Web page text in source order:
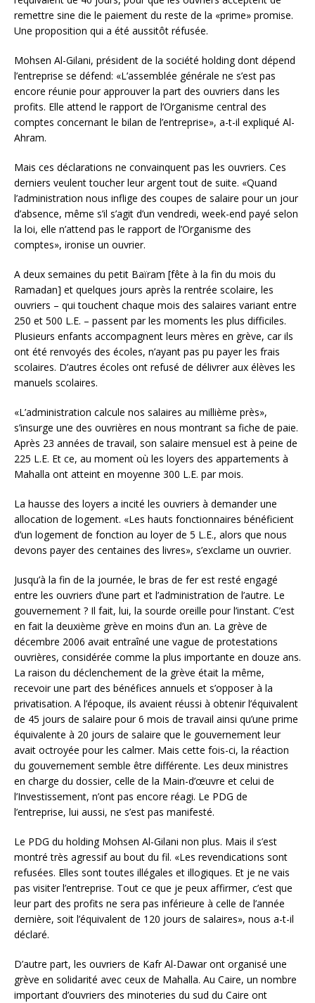
remettre sine die le paiement du reste de la «prime» promise.
Une proposition qui a été aussitôt réfusée.
Mohsen Al-Gilani, président de la société holding dont dépend
l’entreprise se défend: «L’assemblée générale ne s’est pas
encore réunie pour approuver la part des ouvriers dans les
profits. Elle attend le rapport de l’Organisme central des
comptes concernant le bilan de l’entreprise», a-t-il expliqué Al-
Ahram.
Mais ces déclarations ne convainquent pas les ouvriers. Ces
derniers veulent toucher leur argent tout de suite. «Quand
l’administration nous inflige des coupes de salaire pour un jour
d’absence, même s’il s’agit d’un vendredi, week-end payé selon
la loi, elle n’attend pas le rapport de l’Organisme des
comptes», ironise un ouvrier.
A deux semaines du petit Baïram [fête à la fin du mois du
Ramadan] et quelques jours après la rentrée scolaire, les
ouvriers – qui touchent chaque mois des salaires variant entre
250 et 500 L.E. – passent par les moments les plus difficiles.
Plusieurs enfants accompagnent leurs mères en grève, car ils
ont été renvoyés des écoles, n’ayant pas pu payer les frais
scolaires. D’autres écoles ont refusé de délivrer aux élèves les
manuels scolaires.
«L’administration calcule nos salaires au millième près»,
s’insurge une des ouvrières en nous montrant sa fiche de paie.
Après 23 années de travail, son salaire mensuel est à peine de
225 L.E. Et ce, au moment où les loyers des appartements à
Mahalla ont atteint en moyenne 300 L.E. par mois.
La hausse des loyers a incité les ouvriers à demander une
allocation de logement. «Les hauts fonctionnaires bénéficient
d’un logement de fonction au loyer de 5 L.E., alors que nous
devons payer des centaines des livres», s’exclame un ouvrier.
Jusqu’à la fin de la journée, le bras de fer est resté engagé
entre les ouvriers d’une part et l’administration de l’autre. Le
gouvernement ? Il fait, lui, la sourde oreille pour l’instant. C’est
en fait la deuxième grève en moins d’un an. La grève de
décembre 2006 avait entraîné une vague de protestations
ouvrières, considérée comme la plus importante en douze ans.
La raison du déclenchement de la grève était la même,
recevoir une part des bénéfices annuels et s’opposer à la
privatisation. A l’époque, ils avaient réussi à obtenir l’équivalent
de 45 jours de salaire pour 6 mois de travail ainsi qu’une prime
équivalente à 20 jours de salaire que le gouvernement leur
avait octroyée pour les calmer. Mais cette fois-ci, la réaction
du gouvernement semble être différente. Les deux ministres
en charge du dossier, celle de la Main-d’œuvre et celui de
l’Investissement, n’ont pas encore réagi. Le PDG de
l’entreprise, lui aussi, ne s’est pas manifesté.
Le PDG du holding Mohsen Al-Gilani non plus. Mais il s’est
montré très agressif au bout du fil. «Les revendications sont
refusées. Elles sont toutes illégales et illogiques. Et je ne vais
pas visiter l’entreprise. Tout ce que je peux affirmer, c’est que
leur part des profits ne sera pas inférieure à celle de l’année
dernière, soit l’équivalent de 120 jours de salaires», nous a-t-il
déclaré.
D’autre part, les ouvriers de Kafr Al-Dawar ont organisé une
grève en solidarité avec ceux de Mahalla. Au Caire, un nombre
important d’ouvriers des minoteries du sud du Caire ont